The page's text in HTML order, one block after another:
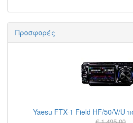
Προσφορές
Yaesu FTX-1 Field HF/50/V/U